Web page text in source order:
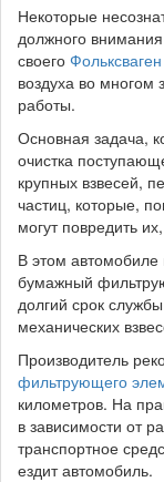
Некоторые
должного
своего
воздуха во многом
работы.
Основная задача,
очистка
крупных взвесей,
частиц, которые,
могут повредить
В этом автомобиле
бумажный
долгий срок
механических
Производитель
фильтрующего
километров. На
в зависимости от
транспортное
ездит автомобиль.